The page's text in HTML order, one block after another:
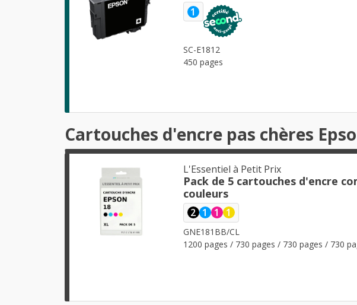
1
SC-E1812
450 pages
Cartouches d'encre pas chères
L'Essentiel à Petit Prix
Pack de 5 cartouches d'encre
couleurs
2 1 1 1
GNE181BB/CL
1200 pages / 730 pages / 730 pages / 730